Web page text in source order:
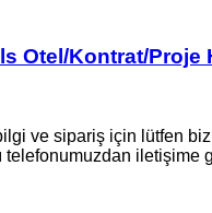
Otel/Kontrat/Proje
ve sipariş için lütfen
telefonumuzdan iletişime